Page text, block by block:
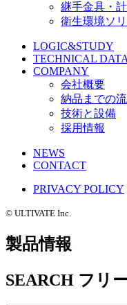
継手金具・
衛生環境ソリ
LOGIC&STUDY
TECHNICAL DATA
COMPANY
会社概要
納品までの
技術と設備
採用情報
NEWS
CONTACT
PRIVACY POLICY
©️ ULTIVATE Inc.
製品情報
SEARCH フリ